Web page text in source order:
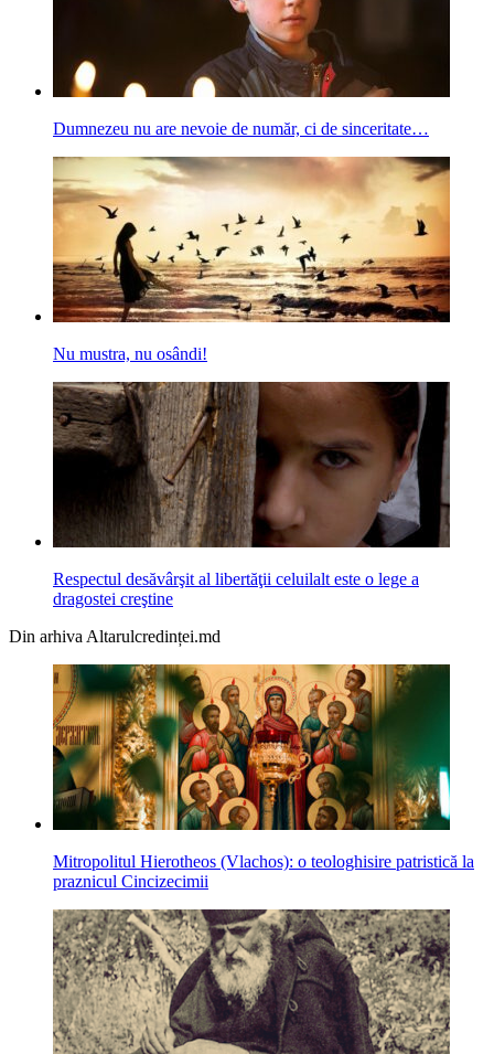
Dumnezeu nu are nevoie de număr, ci de sinceritate…
Nu mustra, nu osândi!
Respectul desăvârşit al libertăţii celuilalt este o lege a
dragostei creştine
Din arhiva Altarulcredinței.md
Mitropolitul Hierotheos (Vlachos): o teologhisire patristică la
praznicul Cincizecimii